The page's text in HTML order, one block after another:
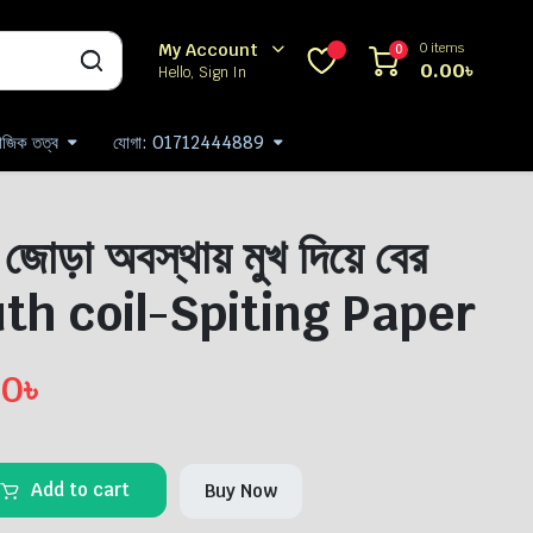
My Account
Hello, Sign In
0 0 items
0.00৳
তত্ব যোগা: 01712444889
অবস্থায় মুখ দিয়ে বের
coil-Spiting Paper
৳
Add to cart Buy Now